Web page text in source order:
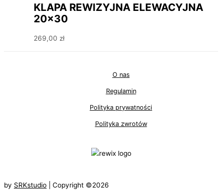
KLAPA REWIZYJNA ELEWACYJNA
20×30
269,00 zł
O nas
Regulamin
Polityka prywatności
Polityka zwrotów
by SRKstudio | Copyright ©2026